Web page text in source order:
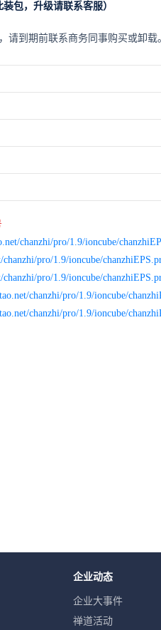
包，升级请联系客服）
，请到期前联系商务同事购买或卸载
chanzhi/pro/1.9/ioncube/
pro/1.9/ioncube/
pro/1.9/ioncube/
chanzhi/pro/1.9/ioncube/
chanzhi/pro/1.9/ioncube/
企业动态
企业大事件
禅道活动